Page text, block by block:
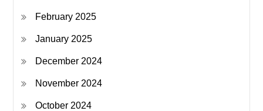
February 2025
January 2025
December 2024
November 2024
October 2024